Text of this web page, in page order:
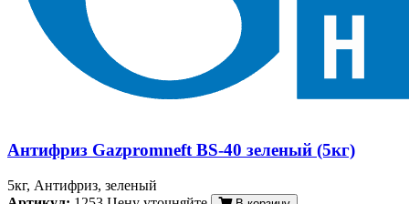
Антифриз Gazpromneft BS-40 зеленый (5кг)
5кг, Антифриз, зеленый